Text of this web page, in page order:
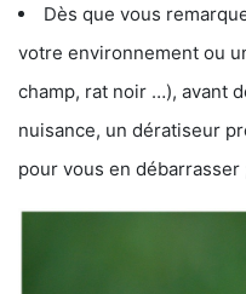
Dès que vous
votre environnement ou
champ, rat noir …), avant
nuisance, un dératiseur
pour vous en débarrasser